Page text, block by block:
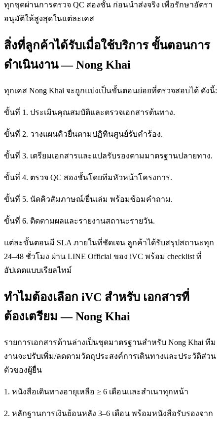
ทุกชุดผ่านการตรวจ QC สองชั้น ก่อนนำส่งจริง เพื่อรักษาอัตรา
อนุมัติให้สูงสุดในแต่ละเคส
สิ่งที่ลูกค้าได้รับเมื่อใช้บริการ ขั้นตอนการ
ดำเนินงาน — Nong Khai
ทุกเคส Nong Khai จะถูกแบ่งเป็นขั้นตอนย่อยที่ตรวจสอบได้ ดังนี้:
ขั้นที่ 1. ประเมินคุณสมบัติและตรวจเอกสารต้นทาง.
ขั้นที่ 2. วางแผนคิวยื่นตามปฏิทินศูนย์รับคำร้อง.
ขั้นที่ 3. เตรียมเอกสารและแปลรับรองตามมาตรฐานปลายทาง.
ขั้นที่ 4. ตรวจ QC สองชั้นโดยทีมหัวหน้าโครงการ.
ขั้นที่ 5. นัดคิวสัมภาษณ์/ยื่นเล่ม พร้อมซ้อมคำถาม.
ขั้นที่ 6. ติดตามผลและรายงานสถานะรายวัน.
แต่ละขั้นตอนมี SLA ภายในที่ชัดเจน ลูกค้าได้รับสรุปสถานะทุก
24–48 ชั่วโมง ผ่าน LINE Official ของ iVC พร้อม checklist ที่
อัปเดตแบบเรียลไทม์
ทำไมต้องเลือก iVC สำหรับ เอกสารที่
ต้องเตรียม — Nong Khai
รายการเอกสารด้านล่างเป็นชุดมาตรฐานสำหรับ Nong Khai ทีม
งานจะปรับเพิ่ม/ลดตามวัตถุประสงค์การเดินทางและประวัติส่วน
ตัวของผู้ยื่น
1. หนังสือเดินทางอายุเหลือ ≥ 6 เดือนและสำเนาทุกหน้า
2. หลักฐานการเงินย้อนหลัง 3–6 เดือน พร้อมหนังสือรับรองจาก